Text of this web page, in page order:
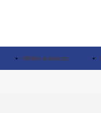
Petites annonces